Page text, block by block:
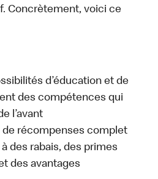
Concrètement, voici ce
d’éducation et de
des compétences qui
l’avant
de récompenses complet
des rabais, des primes
des avantages